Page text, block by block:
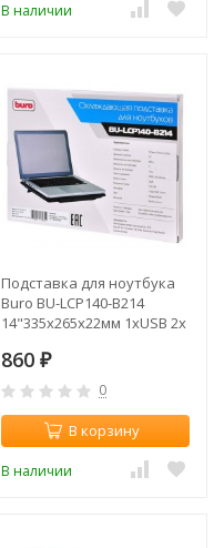
В наличии
Подставка для ноутбука
Buro BU-LCP140-B214
14"335x265x22мм 1xUSB 2x
металлическая сетка/
пластик черный
860 ₽
0
В корзину
В наличии